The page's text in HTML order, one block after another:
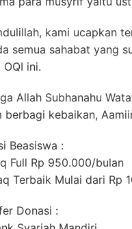
kami ucapkan
semua sahabat yang
OQI ini.
Allah Subhanahu
berbagi kebaikan,
Beasiswa :
Full Rp 950.000/bulan
Terbaik Mulai dari Rp
Donasi :